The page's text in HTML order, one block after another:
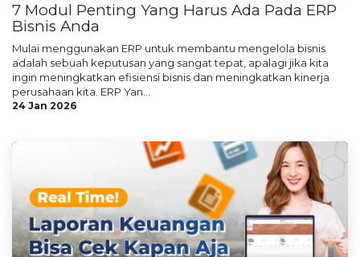
7 Modul Penting Yang Harus Ada Pada ERP
Bisnis Anda
Mulai menggunakan ERP untuk membantu mengelola bisnis
adalah sebuah keputusan yang sangat tepat, apalagi jika kita
ingin meningkatkan efisiensi bisnis dan meningkatkan kinerja
perusahaan kita. ERP Yan...
24 Jan 2026